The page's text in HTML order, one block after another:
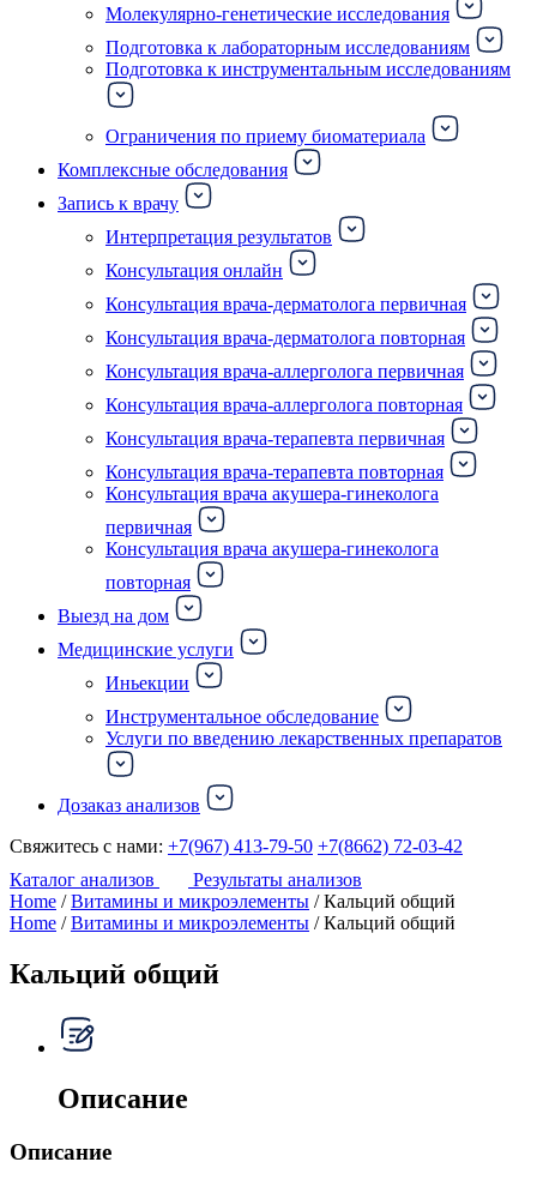
Молекулярно-генетические исследования
Подготовка к лабораторным исследованиям
Подготовка к инструментальным исследованиям
Ограничения по приему биоматериала
Комплексные обследования
Запись к врачу
Интерпретация результатов
Консультация онлайн
Консультация врача-дерматолога первичная
Консультация врача-дерматолога повторная
Консультация врача-аллерголога первичная
Консультация врача-аллерголога повторная
Консультация врача-терапевта первичная
Консультация врача-терапевта повторная
Консультация врача акушера-гинеколога
первичная
Консультация врача акушера-гинеколога
повторная
Выезд на дом
Медицинские услуги
Иньекции
Инструментальное обследование
Услуги по введению лекарственных препаратов
Дозаказ анализов
Свяжитесь с нами: +7(967) 413-79-50 +7(8662) 72-03-42
Каталог анализов
Результаты анализов
Home /Витамины и микроэлементы / Кальций общий
Home /Витамины и микроэлементы / Кальций общий
Кальций общий
Описание
Описание